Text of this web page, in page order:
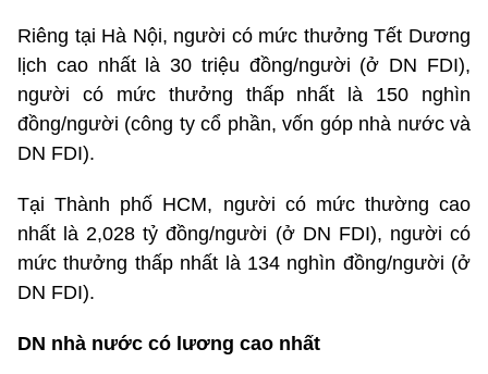
Riêng tại Hà Nội, người có mức thưởng Tết Dương
lịch cao nhất là 30 triệu đồng/người (ở DN FDI),
người có mức thưởng thấp nhất là 150 nghìn
đồng/người (công ty cổ phần, vốn góp nhà nước và
DN FDI).
Tại Thành phố HCM, người có mức thường cao
nhất là 2,028 tỷ đồng/người (ở DN FDI), người có
mức thưởng thấp nhất là 134 nghìn đồng/người (ở
DN FDI).
DN nhà nước có lương cao nhất